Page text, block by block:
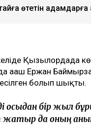
өтетін адамдарға
Қызылордада
ағаш Ержан
болып шықты.
осыдан бір жыл
да оның